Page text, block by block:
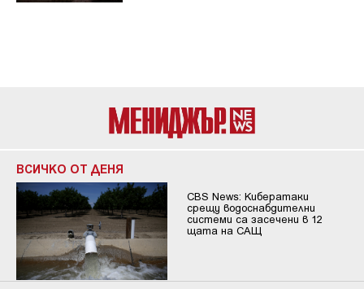
ВСИЧКО ОТ ДЕНЯ
CBS News: Кибератаки
срещу водоснабдителни
системи са засечени в 12
щата на САЩ